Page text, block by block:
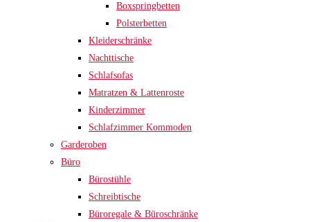
Boxspringbetten
Polsterbetten
Kleiderschränke
Nachttische
Schlafsofas
Matratzen & Lattenroste
Kinderzimmer
Schlafzimmer Kommoden
Garderoben
Büro
Bürostühle
Schreibtische
Büroregale & Büroschränke